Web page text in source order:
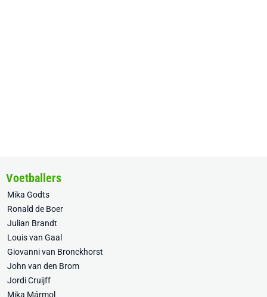
Voetballers
Mika Godts
Ronald de Boer
Julian Brandt
Louis van Gaal
Giovanni van Bronckhorst
John van den Brom
Jordi Cruijff
Mika Mármol